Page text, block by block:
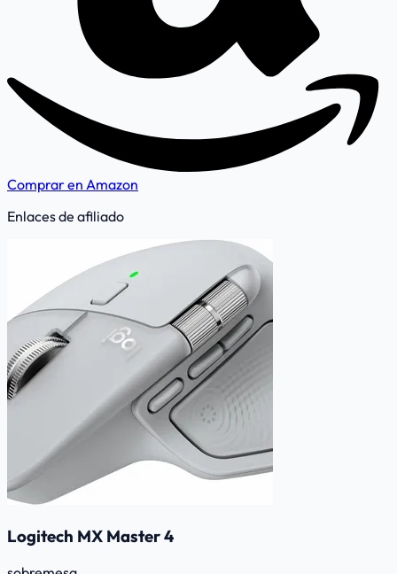
Comprar en Amazon
Enlaces de afiliado
Logitech MX Master 4